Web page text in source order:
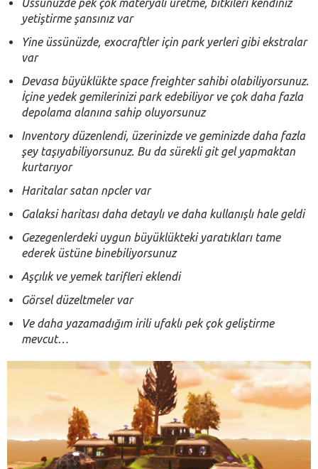
Üssünüzde pek çok materyali üretme, bitkileri kendiniz
yetiştirme şansınız var
Yine üssünüzde, exocraftler için park yerleri gibi ekstralar
var
Devasa büyüklükte space freighter sahibi olabiliyorsunuz.
İçine yedek gemilerinizi park edebiliyor ve çok daha fazla
depolama alanına sahip oluyorsunuz
Inventory düzenlendi, üzerinizde ve geminizde daha fazla
şey taşıyabiliyorsunuz. Bu da sürekli git gel yapmaktan
kurtarıyor
Haritalar satan npcler var
Galaksi haritası daha detaylı ve daha kullanışlı hale geldi
Gezegenlerdeki uygun büyüklükteki yaratıkları tame
ederek üstüne binebiliyorsunuz
Aşçılık ve yemek tarifleri eklendi
Görsel düzeltmeler var
Ve daha yazamadığım irili ufaklı pek çok geliştirme
mevcut…